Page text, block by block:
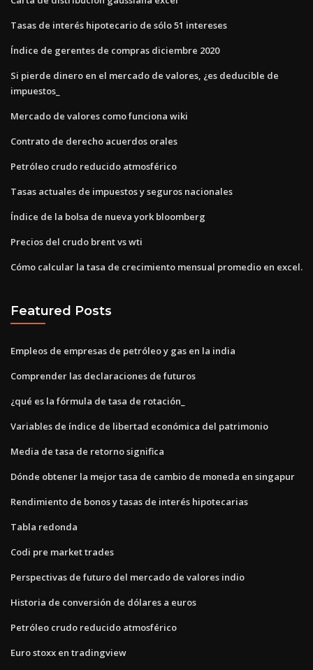
Tasas de interés hipotecario de sólo 51 intereses
Índice de gerentes de compras diciembre 2020
Si pierde dinero en el mercado de valores, ¿es deducible de
impuestos_
Mercado de valores como funciona wiki
Contrato de derecho acuerdos orales
Petróleo crudo reducido atmosférico
Tasas actuales de impuestos y seguros nacionales
Índice de la bolsa de nueva york bloomberg
Precios del crudo brent vs wti
Cómo calcular la tasa de crecimiento mensual promedio en excel.
Featured Posts
Empleos de empresas de petróleo y gas en la india
Comprender las declaraciones de futuros
¿qué es la fórmula de tasa de rotación_
Variables de índice de libertad económica del patrimonio
Media de tasa de retorno significa
Dónde obtener la mejor tasa de cambio de moneda en singapur
Rendimiento de bonos y tasas de interés hipotecarias
Tabla redonda
Codi pre market trades
Perspectivas de futuro del mercado de valores indio
Historia de conversión de dólares a euros
Petróleo crudo reducido atmosférico
Euro stoxx en tradingview